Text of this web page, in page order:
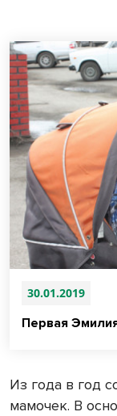
30.01.2019
Первая
Из года в год
мамочек. В